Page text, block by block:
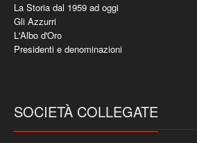
La Storia dal 1959 ad oggi
Gli Azzurri
L'Albo d'Oro
Presidenti e denominazioni
SOCIETÀ COLLEGATE